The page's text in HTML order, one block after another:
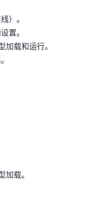
）。
置。
加载和运行。
加载。